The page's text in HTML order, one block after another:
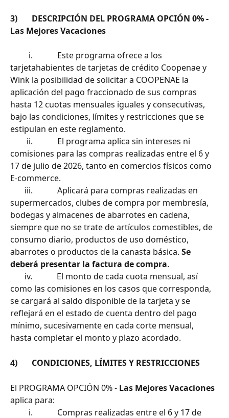
3)       DESCRIPCIÓN DEL PROGRAMA OPCIÓN 0% -
Las Mejores Vacaciones
tarjetahabientes de tarjetas de crédito Coopenae y
Wink la posibilidad de solicitar a COOPENAE la
aplicación del pago fraccionado de sus compras
hasta 12 cuotas mensuales iguales y consecutivas,
bajo las condiciones, límites y restricciones que se
estipulan en este reglamento.
comisiones para las compras realizadas entre el 6 y
17 de julio de 2026, tanto en comercios físicos como
E-commerce.
supermercados, clubes de compra por membresía,
bodegas y almacenes de abarrotes en cadena,
siempre que no se trate de artículos comestibles, de
consumo diario, productos de uso doméstico,
abarrotes o productos de la canasta básica. Se
deberá presentar la factura de compra.
como las comisiones en los casos que corresponda,
se cargará al saldo disponible de la tarjeta y se
reflejará en el estado de cuenta dentro del pago
mínimo, sucesivamente en cada corte mensual,
hasta completar el monto y plazo acordado.
4)       CONDICIONES, LÍMITES Y RESTRICCIONES
El PROGRAMA OPCIÓN 0% - Las Mejores Vacaciones
aplica para: